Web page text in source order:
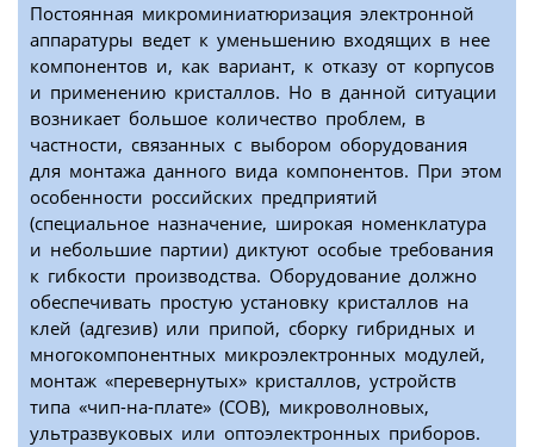
Постоянная микроминиатюризация электронной
аппаратуры ведет к уменьшению входящих в нее
компонентов и, как вариант, к отказу от корпусов
и применению кристаллов. Но в данной ситуации
возникает большое количество проблем, в
частности, связанных с выбором оборудования
для монтажа данного вида компонентов. При этом
особенности российских предприятий
(специальное назначение, широкая номенклатура
и небольшие партии) диктуют особые требования
к гибкости производства. Оборудование должно
обеспечивать простую установку кристаллов на
клей (адгезив) или припой, сборку гибридных и
многокомпонентных микроэлектронных модулей,
монтаж «перевернутых» кристаллов, устройств
типа «чип-на-плате» (COB), микроволновых,
ультразвуковых или оптоэлектронных приборов.